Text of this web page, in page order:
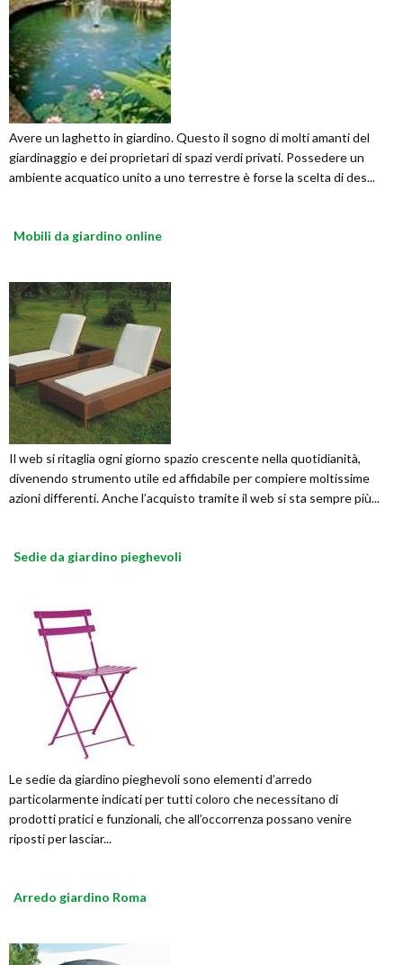
Avere un laghetto in giardino. Questo il sogno di molti amanti del
giardinaggio e dei proprietari di spazi verdi privati. Possedere un
ambiente acquatico unito a uno terrestre è forse la scelta di des...
Mobili da giardino online
Il web si ritaglia ogni giorno spazio crescente nella quotidianità,
divenendo strumento utile ed affidabile per compiere moltissime
azioni differenti. Anche l’acquisto tramite il web si sta sempre più...
Sedie da giardino pieghevoli
Le sedie da giardino pieghevoli sono elementi d’arredo
particolarmente indicati per tutti coloro che necessitano di
prodotti pratici e funzionali, che all’occorrenza possano venire
riposti per lasciar...
Arredo giardino Roma